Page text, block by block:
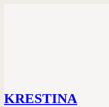
KRESTINA